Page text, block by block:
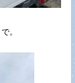
。